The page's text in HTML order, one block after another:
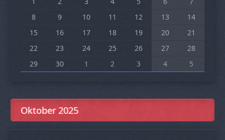
8
9 10 11 12 13
14
15
16 17 18 19 20
21
22
23 24 25 26 27
28
29
30 1 2 3 4 5
Oktober 2025